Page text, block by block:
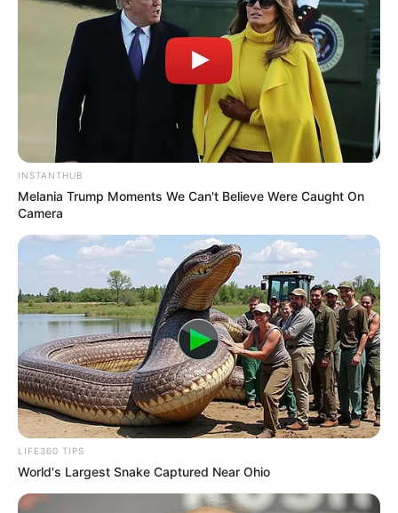
INSTANTHUB
Melania Trump Moments We Can't Believe Were Caught On
Camera
LIFE360 TIPS
World's Largest Snake Captured Near Ohio